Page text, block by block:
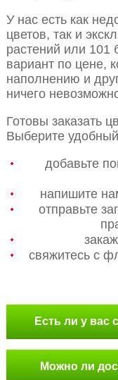
У нас есть как
цветов, так и
растений или
вариант по цене,
наполнению и
ничего
Готовы заказать
Выберите
добавьте
напишите
отправьте
свяжитесь с
Есть ли у вас
Можно ли